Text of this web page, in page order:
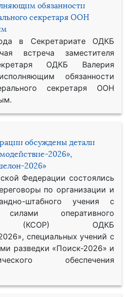
обязанности
секретаря ООН
в Секретариате ОДКБ
встреча заместителя
ОДКБ Валерия
обязанности
секретаря ООН
обсуждены детали
2026»,
2026»
Федерации состоялись
по организации и
штабного учения с
силами оперативного
(КСОР) ОДКБ
специальных учений с
разведки «Поиск-2026» и
обеспечения